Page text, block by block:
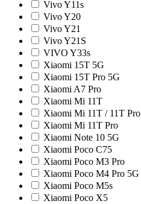
Vivo Y11s
Vivo Y20
Vivo Y21
Vivo Y21S
VIVO Y33s
Xiaomi 15T 5G
Xiaomi 15T Pro 5G
Xiaomi A7 Pro
Xiaomi Mi 11T
Xiaomi Mi 11T / 11T Pro
Xiaomi Mi 11T Pro
Xiaomi Note 10 5G
Xiaomi Poco C75
Xiaomi Poco M3 Pro
Xiaomi Poco M4 Pro 5G
Xiaomi Poco M5s
Xiaomi Poco X5